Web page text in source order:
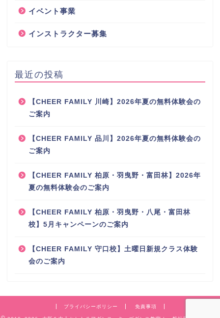
イベント事業
インストラクター募集
最近の投稿
【CHEER FAMILY 川崎】2026年夏の無料体験会の
ご案内
【CHEER FAMILY 品川】2026年夏の無料体験会の
ご案内
【CHEER FAMILY 柏原・羽曳野・富田林】2026年
夏の無料体験会のご案内
【CHEER FAMILY 柏原・羽曳野・八尾・富田林
校】5月キャンペーンのご案内
【CHEER FAMILY 守口校】土曜日新規クラス体験
会のご案内
プライバシーポリシー 免責事項